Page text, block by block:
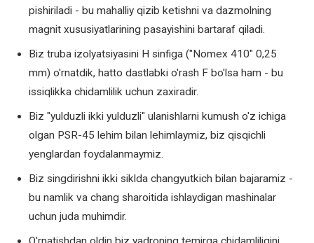
pishiriladi - bu mahalliy qizib ketishni va dazmolning
magnit xususiyatlarining pasayishini bartaraf qiladi.
Biz truba izolyatsiyasini H sinfiga ("Nomex 410" 0,25
mm) o'rnatdik, hatto dastlabki o'rash F bo'lsa ham - bu
issiqlikka chidamlilik uchun zaxiradir.
Biz "yulduzli ikki yulduzli" ulanishlarni kumush o'z ichiga
olgan PSR-45 lehim bilan lehimlaymiz, biz qisqichli
yenglardan foydalanmaymiz.
Biz singdirishni ikki siklda changyutkich bilan bajaramiz -
bu namlik va chang sharoitida ishlaydigan mashinalar
uchun juda muhimdir.